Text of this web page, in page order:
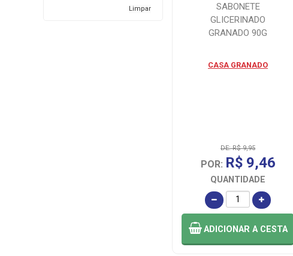
Limpar
SABONETE
GLICERINADO
GRANADO 90G
CASA GRANADO
DE: R$ 9,95
POR: R$ 9,46
QUANTIDADE
ADICIONAR A CESTA